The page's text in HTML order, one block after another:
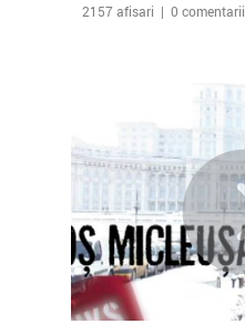
2157 afisari | 0 comentarii